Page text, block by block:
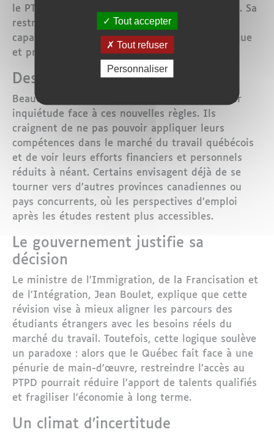
le PTPD représentait un investissement crucial. Sa
restriction fragilise donc la province dans sa
capacité à demeurer une destination académique
et professionnelle privilégiée.
Des étudiants déstabilisés
Beaucoup d’étudiants étrangers expriment leur
inquiétude face à ces nouvelles règles. Ils
craignent de ne pas pouvoir appliquer leurs
compétences dans le marché du travail québécois
et de voir leurs efforts financiers et personnels
réduits à néant. Certains envisagent déjà de se
tourner vers d’autres provinces canadiennes ou
pays concurrents, où les perspectives d’emploi
après les études restent plus accessibles.
Le gouvernement justifie sa
décision
Le ministre de l’Immigration, de la Francisation et
de l’Intégration, Jean Boulet, explique que cette
révision vise à mieux aligner les parcours des
étudiants étrangers avec les besoins réels du
marché du travail. Toutefois, cette logique soulève
un paradoxe : alors que le Québec fait face à une
pénurie de main-d’œuvre, restreindre l’accès au
PTPD pourrait réduire l’apport de talents qualifiés
et fragiliser l’économie à long terme.
Un climat d’incertitude
Tout accepter
Tout refuser
Personnaliser